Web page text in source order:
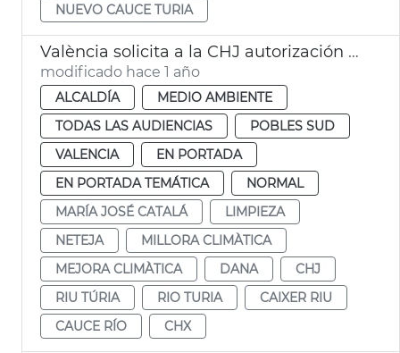
NUEVO CAUCE TURIA
València solicita a la CHJ autorización para limipar el cauce del Turia
modificado hace 1 año
ALCALDÍA
MEDIO AMBIENTE
TODAS LAS AUDIENCIAS
POBLES SUD
VALENCIA
EN PORTADA
EN PORTADA TEMÁTICA
NORMAL
MARÍA JOSÉ CATALÁ
LIMPIEZA
NETEJA
MILLORA CLIMÀTICA
MEJORA CLIMÀTICA
DANA
CHJ
RIU TÚRIA
RIO TURIA
CAIXER RIU
CAUCE RÍO
CHX